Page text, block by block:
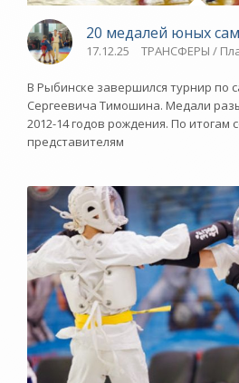
20 медалей юных
17.12.25 ТРАНСФЕРЫ /
В Рыбинске завершился турнир по
Сергеевича Тимошина. Медали
2012-14 годов рождения. По итогам
представителям